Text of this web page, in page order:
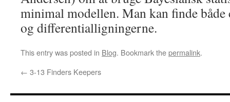
minimal modellen. Man kan finde
og differentialligningerne.
This entry was posted in Blog. Bookmark thepermalink.
← 3-13 Finders Keepers